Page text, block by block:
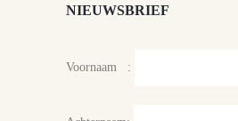
NIEUWSBRIEF
Voornaam :